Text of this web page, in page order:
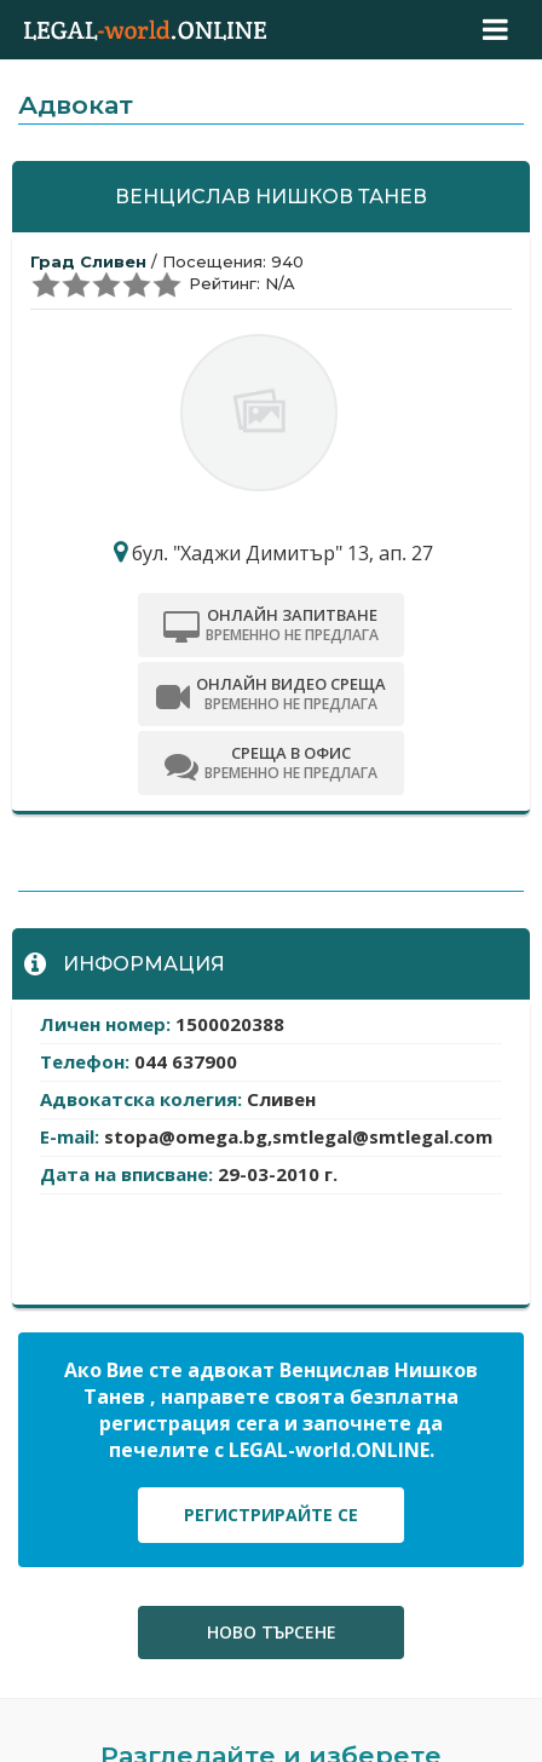
Адвокат
ВЕНЦИСЛАВ НИШКОВ ТАНЕВ
Град Сливен / Посещения: 940
Рейтинг: N/A
бул. "Хаджи Димитър" 13, ап. 27
ОНЛАЙН ЗАПИТВАНЕ
ВРЕМЕННО НЕ ПРЕДЛАГА
ОНЛАЙН ВИДЕО СРЕЩА
ВРЕМЕННО НЕ ПРЕДЛАГА
СРЕЩА В ОФИС
ВРЕМЕННО НЕ ПРЕДЛАГА
ИНФОРМАЦИЯ
Личен номер: 1500020388
Телефон: 044 637900
Адвокатска колегия: Сливен
E-mail: stopa@omega.bg,smtlegal@smtlegal.com
Дата на вписване: 29-03-2010 г.
Ако Вие сте адвокат Венцислав Нишков
Танев , направете своята безплатна
регистрация сега и започнете да
печелите с LEGAL-world.ONLINE.
РЕГИСТРИРАЙТЕ СЕ
НОВО ТЪРСЕНЕ
Разгледайте и изберете